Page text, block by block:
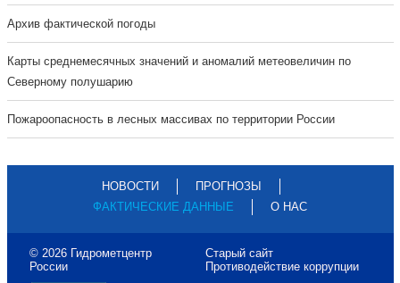
Архив фактической погоды
Карты среднемесячных значений и аномалий метеовеличин по
Северному полушарию
Пожароопасность в лесных массивах по территории России
НОВОСТИ
ПРОГНОЗЫ
ФАКТИЧЕСКИЕ ДАННЫЕ
О НАС
© 2026 Гидрометцентр
России
Старый сайт
Противодействие коррупции